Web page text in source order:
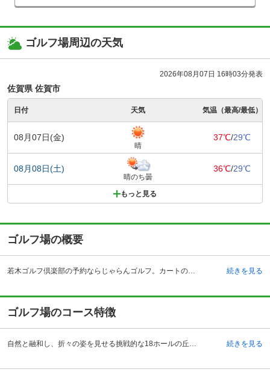
ゴルフ場周辺の天気
2026年08月07日 16時03分発表
佐賀県 佐賀市
日付 天気 気温（最高/最低）
08月07日(金)
晴
37℃/29℃
08月08日(土)
晴のち曇
36℃/29℃
もっと見る
ゴルフ場の概要
若木ゴルフ倶楽部の予約ならじゃらんゴルフ。カートの有無や利用税、キャンセル料、ナイター設備、駐車場などのコース情報はもちろん、口コミ、フォトギャラリーなどコースの難易度や攻略に役立つ情報充実、予約する度にポイントが貯まるのでお得にゴルフをお楽しみ頂けます。 佐賀県武雄市の若木ゴルフ倶楽部は、武雄北方インターチェンジから車で約16分、武雄温泉駅からタクシーで約20分の場所にあるゴルフ場です。博多からもアクセスが良好なことから、地元佐賀だけでなく、福岡県など近県からのゴルファーにも親しまれています。地域の自然や文化、伝統を大切につくられ、山水画のような美しい景観のゴルフ場が完成しました。設計者のデズモンド・ミュアヘッドは、東洋思想にも造詣が深く、山や木の1本に至るまで敬意を払って設計。ホールのひとつひとつに、伊万里、唐津、柿右衛門などの名がつけられ、それをイメージしたつくりになっています。クラブハウスは湾曲した屋根と明るい外壁が自然にマッチした佇まい。なかには、ラウンジ、レストラン、露天風呂、ロッカールーム、コンペルーム、プロショップが完備されたくつろぎの空間となっています。 続きを見る
ゴルフ場のコース特徴
自然と融和し、折々の姿を見せる挑戦的な18ホールの丘陵コースです。クラブハウスからは、コース全体の半分ほどが見渡すことができる、ゆったりとしたつくり。まさしく自然の一大パノラマといえる景観でゴルフの意欲を新たにします。しかし、実際にティアップすると、佐賀クリークをイメージした池が目の前に広がるなど、緊張感も迫ります。ほかにも、ライオンの口のように見える8番のライオンマウスや10番の校長先生の鼻ホール、9番・18番のダブルグリーンなど、セントアンドリュースを思わせるユーモアものぞきます。総じて、落とし場所は的を絞ったプレーが求められるため、パーをねらうために正確なショットが必要となってきます。同時にシビアなクラブ選択も必要となってくるため、気の抜けない18ホールが待ち構えています。 続きを見る